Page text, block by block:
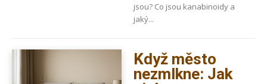
jsou? Co jsou kanabinoidy a
jaký...
Když město
nezmlkne: Jak